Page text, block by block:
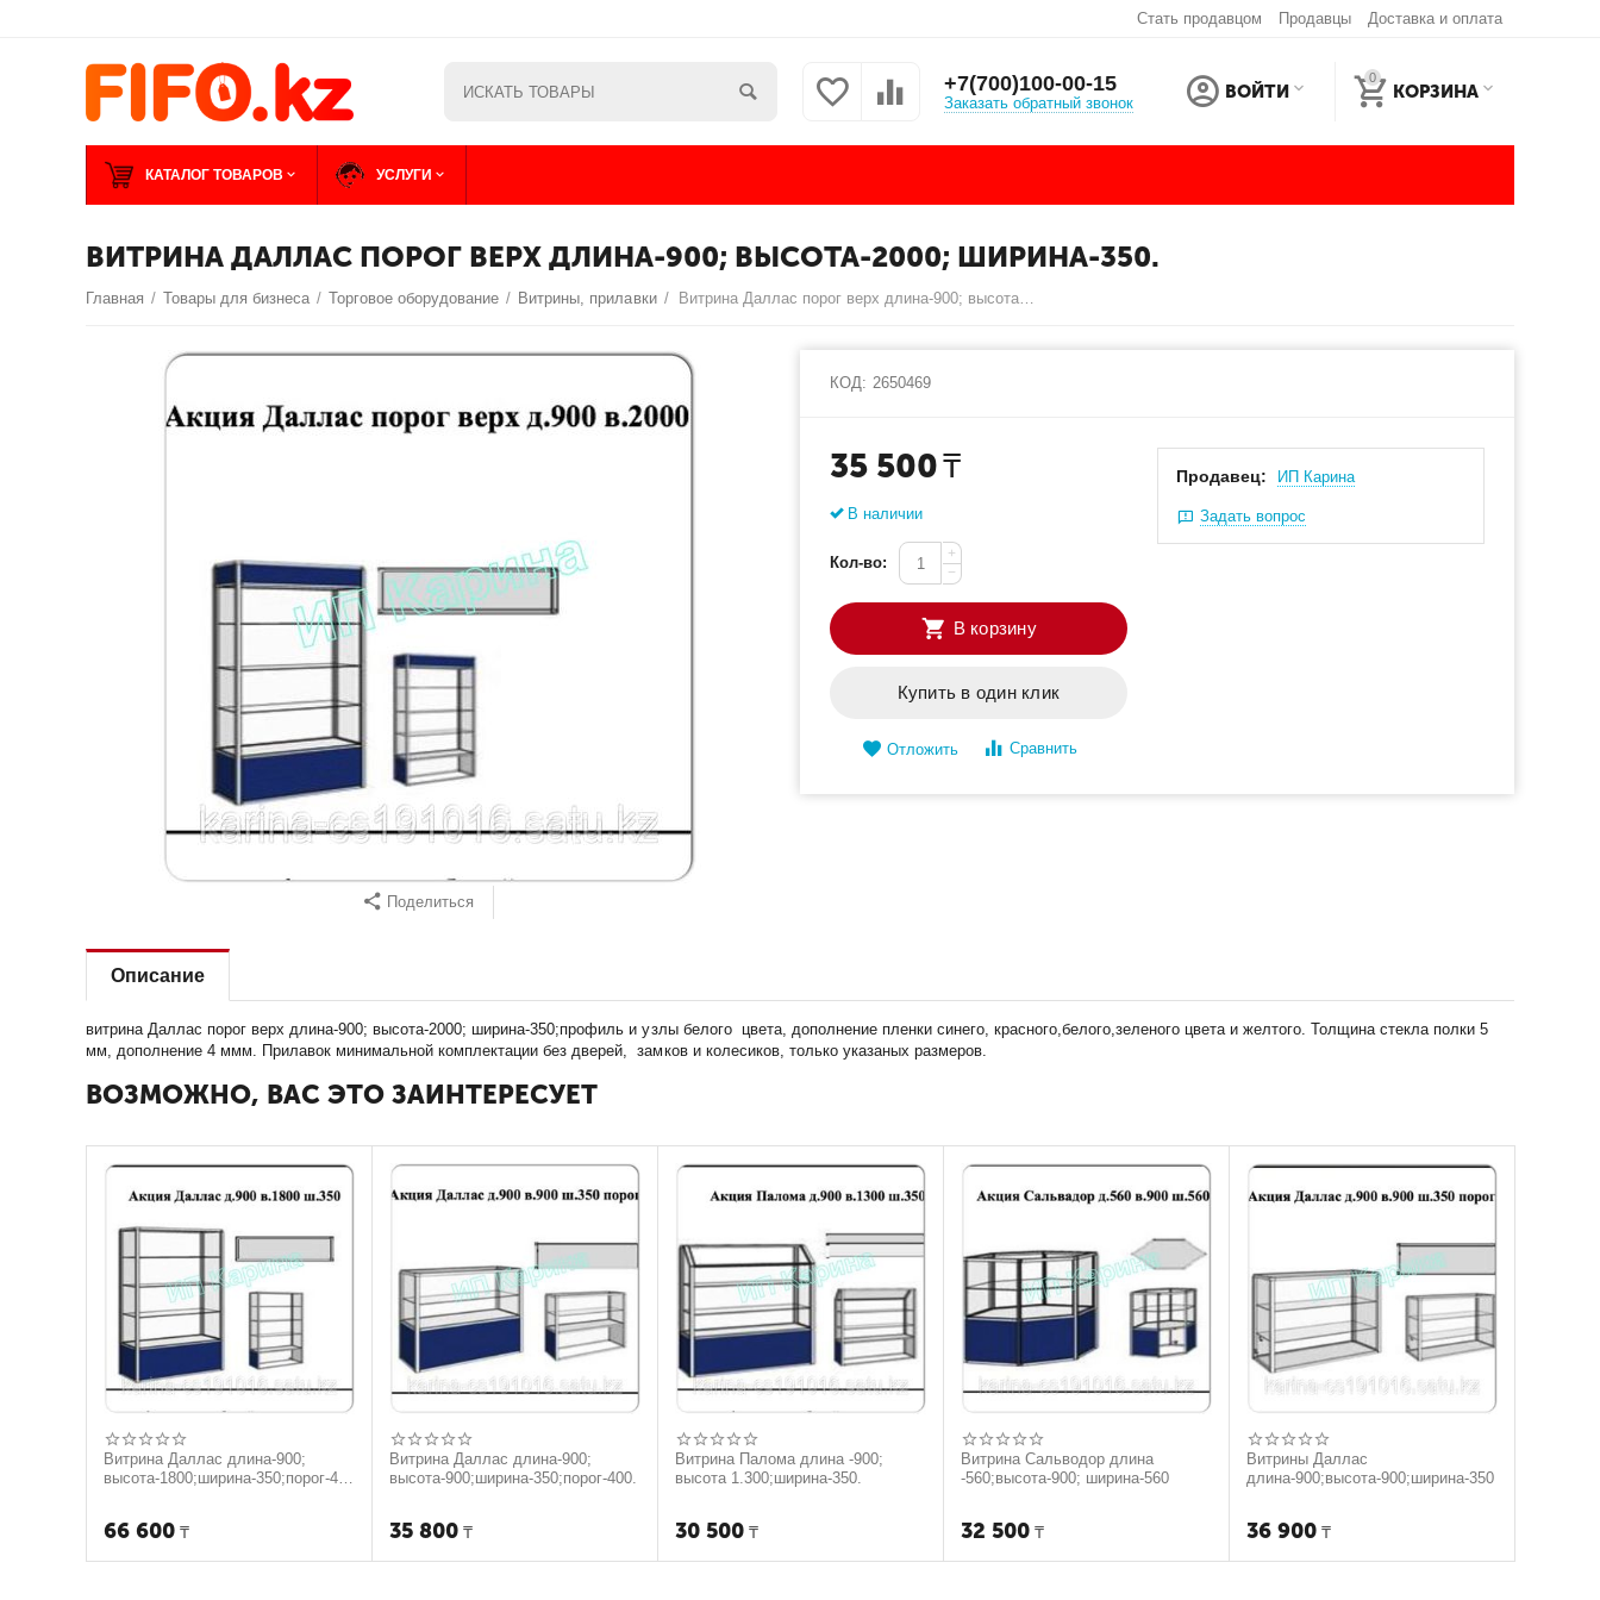
Стать продавцом Продавцы Доставка и оплата
+7(700)100-00-15
Заказать обратный звонок
ВОЙТИ
0
КОРЗИНА
КАТАЛОГ ТОВАРОВ УСЛУГИ
ВИТРИНА ДАЛЛАС ПОРОГ ВЕРХ ДЛИНА-900; ВЫСОТА-2000; ШИРИНА-350.
Главная / Товары для бизнеса / Торговое оборудование / Витрины, прилавки / Витрина Даллас порог верх длина-900; высота-2000; ширина-350.
Поделиться
КОД: 2650469
35 500 ₸
В наличии
Кол-во:
+
−
В корзину
Купить в один клик
Отложить Сравнить
Продавец: ИП Карина
Задать вопрос
Описание
витрина Даллас порог верх длина-900; высота-2000; ширина-350;профиль и узлы белого цвета, дополнение пленки синего, красного,белого,зеленого цвета и желтого. Толщина стекла полки 5
мм, дополнение 4 ммм. Прилавок минимальной комплектации без дверей, замков и колесиков, только указаных размеров.
ВОЗМОЖНО, ВАС ЭТО ЗАИНТЕРЕСУЕТ
Витрина Даллас длина-900;
высота-1800;ширина-350;порог-40
66 600 ₸
Витрина Даллас длина-900;
высота-900;ширина-350;порог-400.
35 800 ₸
Витрина Палома длина -900;
высота 1.300;ширина-350.
30 500 ₸
Витрина Сальводор длина
-560;высота-900; ширина-560
32 500 ₸
Витрины Даллас
длина-900;высота-900;ширина-350
36 900 ₸